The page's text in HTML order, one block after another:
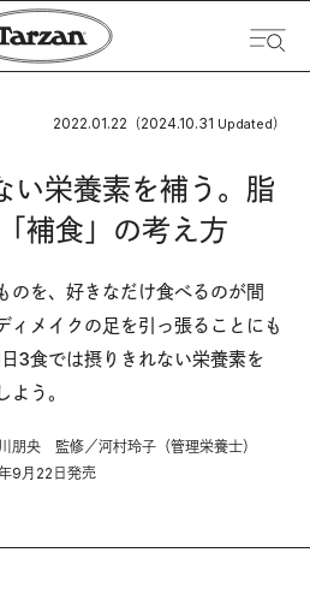
2022.01.22 （2024.10.31 Updated）
い栄養素を補う。脂
補食」の考え方
のを、好きなだけ食べるのが間
ィメイクの足を引っ張ることにも
3食では摂りきれない栄養素を
よう。
央 監修／河村玲子（管理栄養士）
9月22日発売